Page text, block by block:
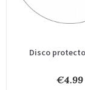
Disco
€4.99